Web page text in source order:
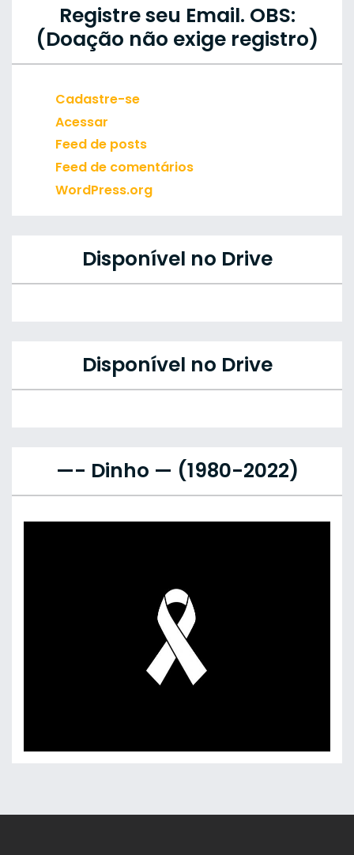
Registre seu Email. OBS:
(Doação não exige registro)
Cadastre-se
Acessar
Feed de posts
Feed de comentários
WordPress.org
Disponível no Drive
Disponível no Drive
—- Dinho — (1980-2022)